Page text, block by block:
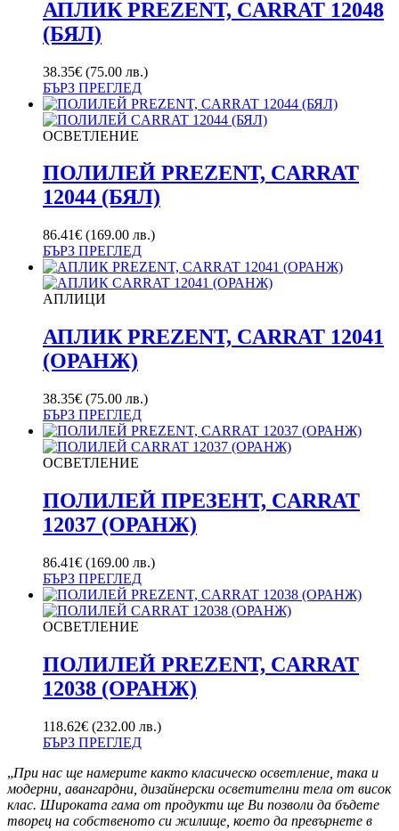
АПЛИК PREZENT, CARRAT 12048
(БЯЛ)
38.35€ (75.00 лв.)
БЪРЗ ПРЕГЛЕД
ОСВЕТЛЕНИЕ
ПОЛИЛЕЙ PREZENT, CARRAT
12044 (БЯЛ)
86.41€ (169.00 лв.)
БЪРЗ ПРЕГЛЕД
АПЛИЦИ
АПЛИК PREZENT, CARRAT 12041
(ОРАНЖ)
38.35€ (75.00 лв.)
БЪРЗ ПРЕГЛЕД
ОСВЕТЛЕНИЕ
ПОЛИЛЕЙ ПРЕЗЕНТ, CARRAT
12037 (ОРАНЖ)
86.41€ (169.00 лв.)
БЪРЗ ПРЕГЛЕД
ОСВЕТЛЕНИЕ
ПОЛИЛЕЙ PREZENT, CARRAT
12038 (ОРАНЖ)
118.62€ (232.00 лв.)
БЪРЗ ПРЕГЛЕД
„При нас ще намерите както класическо осветление, така и
модерни, авангардни, дизайнерски осветителни тела от висок
клас. Широката гама от продукти ще Ви позволи да бъдете
творец на собственото си жилище, което да превърнете в